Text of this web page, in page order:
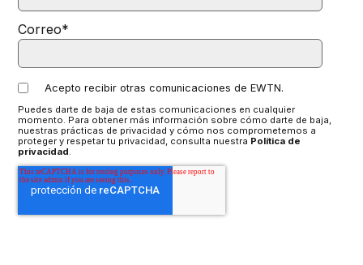
Correo*
Acepto recibir otras comunicaciones de EWTN.
Puedes darte de baja de estas comunicaciones en cualquier
momento. Para obtener más información sobre cómo darte de baja,
nuestras prácticas de privacidad y cómo nos comprometemos a
proteger y respetar tu privacidad, consulta nuestra Política de
privacidad.